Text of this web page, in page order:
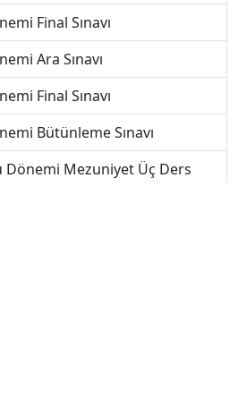
Final Sınavı
Ara Sınavı
Final Sınavı
Bütünleme Sınavı
Dönemi Mezuniyet Üç Ders